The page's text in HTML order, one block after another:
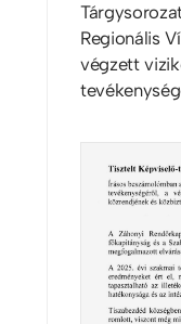
Regionális
végzett